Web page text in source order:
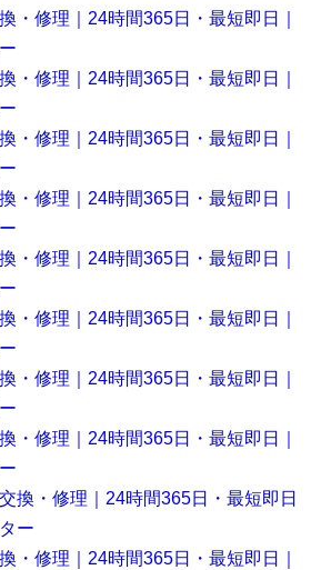
・修理｜24時間365日・最短即日｜
・修理｜24時間365日・最短即日｜
・修理｜24時間365日・最短即日｜
・修理｜24時間365日・最短即日｜
・修理｜24時間365日・最短即日｜
・修理｜24時間365日・最短即日｜
・修理｜24時間365日・最短即日｜
・修理｜24時間365日・最短即日｜
換・修理｜24時間365日・最短即日
ー
・修理｜24時間365日・最短即日｜